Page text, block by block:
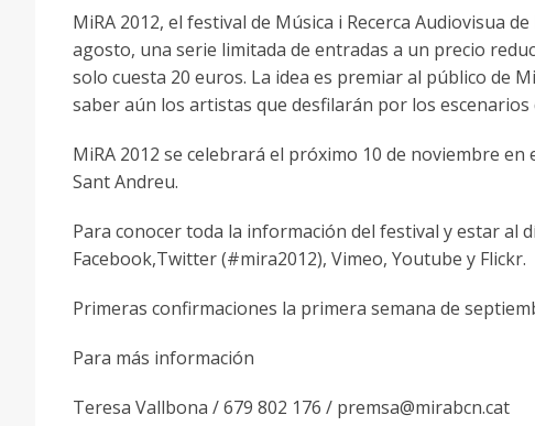
MiRA 2012, el festival de Música i Recerca Audiovisua
agosto, una serie limitada de entradas a un precio
solo cuesta 20 euros. La idea es premiar al público de
saber aún los artistas que desfilarán por los escenarios
MiRA 2012 se celebrará el próximo 10 de noviembre
Sant Andreu.
Para conocer toda la información del festival y estar al
Facebook,Twitter (#mira2012), Vimeo, Youtube y Flickr.
Primeras confirmaciones la primera semana de
Para más información
Teresa Vallbona / 679 802 176 / premsa@mirabcn.cat